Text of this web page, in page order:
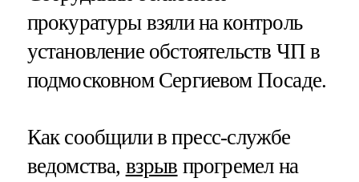
прокуратуры взяли на контроль
установление обстоятельств ЧП в
подмосковном Сергиевом Посаде.
Как сообщили в пресс-службе
ведомства, взрыв прогремел на